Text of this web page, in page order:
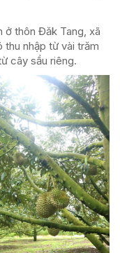
ở thôn Đăk Tang, xã
thu nhập từ vài trăm
cây sầu riêng.